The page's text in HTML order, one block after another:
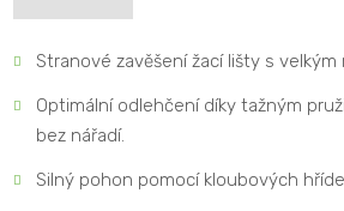
Stranové zavěšení žací lišty s velkým
Optimální odlehčení díky tažným
bez nářadí.
Silný pohon pomocí kloubových